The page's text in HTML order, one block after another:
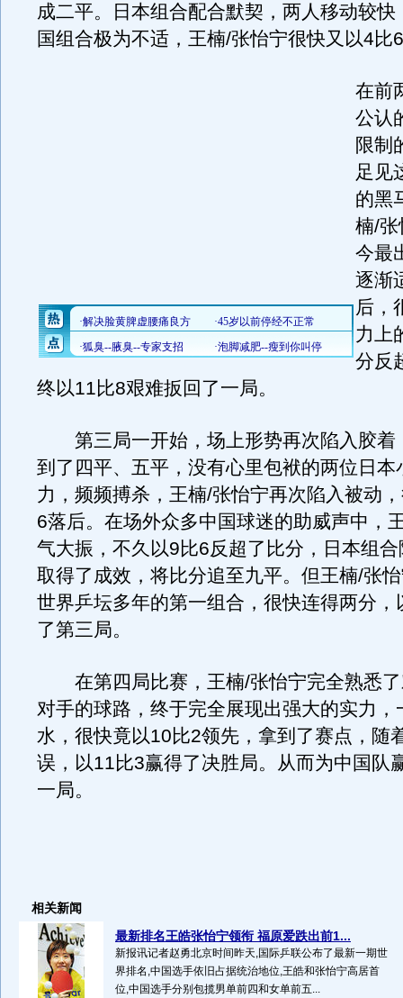
成二平。日本组合配合默契，两人移动较快
国组合极为不适，王楠/张怡宁很快又以4比
在前
公认
限制
足见
的黑
楠/张
今最
逐渐
后，
力上
分反
终以11比8艰难扳回了一局。
第三局一开始，场上形势再次陷入胶着
到了四平、五平，没有心里包袱的两位日本
力，频频搏杀，王楠/张怡宁再次陷入被动
6落后。在场外众多中国球迷的助威声中，
气大振，不久以9比6反超了比分，日本组
取得了成效，将比分追至九平。但王楠/张
世界乒坛多年的第一组合，很快连得两分，
了第三局。
在第四局比赛，王楠/张怡宁完全熟悉了
对手的球路，终于完全展现出强大的实力，
水，很快竟以10比2领先，拿到了赛点，随
误，以11比3赢得了决胜局。从而为中国队
一局。
相关新闻
最新排名王皓张怡宁领衔 福原爱跌出前1...
新报讯记者赵勇北京时间昨天,国际乒联公布了最新一期世
界排名,中国选手依旧占据统治地位,王皓和张怡宁高居首
位,中国选手分别包揽男单前四和女单前五...